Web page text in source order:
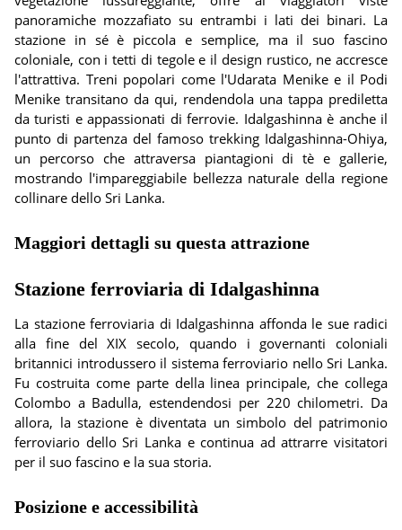
panoramiche mozzafiato su entrambi i lati dei binari. La
stazione in sé è piccola e semplice, ma il suo fascino
coloniale, con i tetti di tegole e il design rustico, ne accresce
l'attrattiva. Treni popolari come l'Udarata Menike e il Podi
Menike transitano da qui, rendendola una tappa prediletta
da turisti e appassionati di ferrovie. Idalgashinna è anche il
punto di partenza del famoso trekking Idalgashinna-Ohiya,
un percorso che attraversa piantagioni di tè e gallerie,
mostrando l'impareggiabile bellezza naturale della regione
collinare dello Sri Lanka.
Maggiori dettagli su questa attrazione
Stazione ferroviaria di Idalgashinna
La stazione ferroviaria di Idalgashinna affonda le sue radici
alla fine del XIX secolo, quando i governanti coloniali
britannici introdussero il sistema ferroviario nello Sri Lanka.
Fu costruita come parte della linea principale, che collega
Colombo a Badulla, estendendosi per 220 chilometri. Da
allora, la stazione è diventata un simbolo del patrimonio
ferroviario dello Sri Lanka e continua ad attrarre visitatori
per il suo fascino e la sua storia.
Posizione e accessibilità